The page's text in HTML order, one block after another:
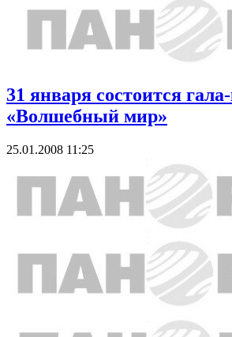
31 января состоится
«Волшебный мир»
25.01.2008 11:25